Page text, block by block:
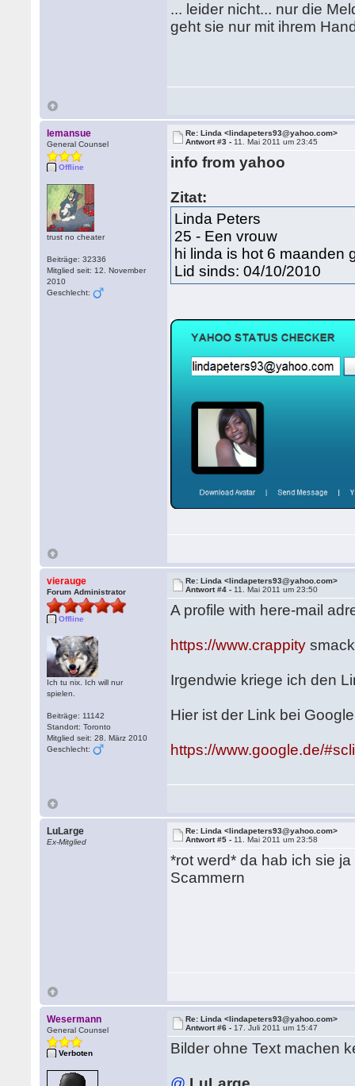
... leider nicht... nur die
geht sie nur mit ihrem
lemansue
General Counsel
Offline
trust no cheater
Beiträge: 32336
Mitglied seit: 12. November
2010
Geschlecht:
Re: Linda <lindapeters93@yahoo.com>
Antwort #3 - 11. Mai 2011 um 23:45
info from yahoo
Zitat:
Linda Peters
25 - Een vrouw
hi linda is hot 6 maanden
Lid sinds: 04/10/2010
vierauge
Forum Administrator
Offline
Ich tu nix. Ich will nur
spielen.
Beiträge: 11142
Standort: Toronto
Mitglied seit: 28. März 2010
Geschlecht:
Re: Linda <lindapeters93@yahoo.com>
Antwort #4 - 11. Mai 2011 um 23:50
A profile with here-mail
https://www.crappity
Irgendwie kriege ich den
Hier ist der Link bei
https://www.google.de/
LuLarge
Ex-Mitglied
Re: Linda <lindapeters93@yahoo.com>
Antwort #5 - 11. Mai 2011 um 23:58
*rot werd* da hab ich sie
Scammern
Wesermann
General Counsel
Verboten
Re: Linda <lindapeters93@yahoo.com>
Antwort #6 - 17. Juli 2011 um 15:47
Bilder ohne Text machen